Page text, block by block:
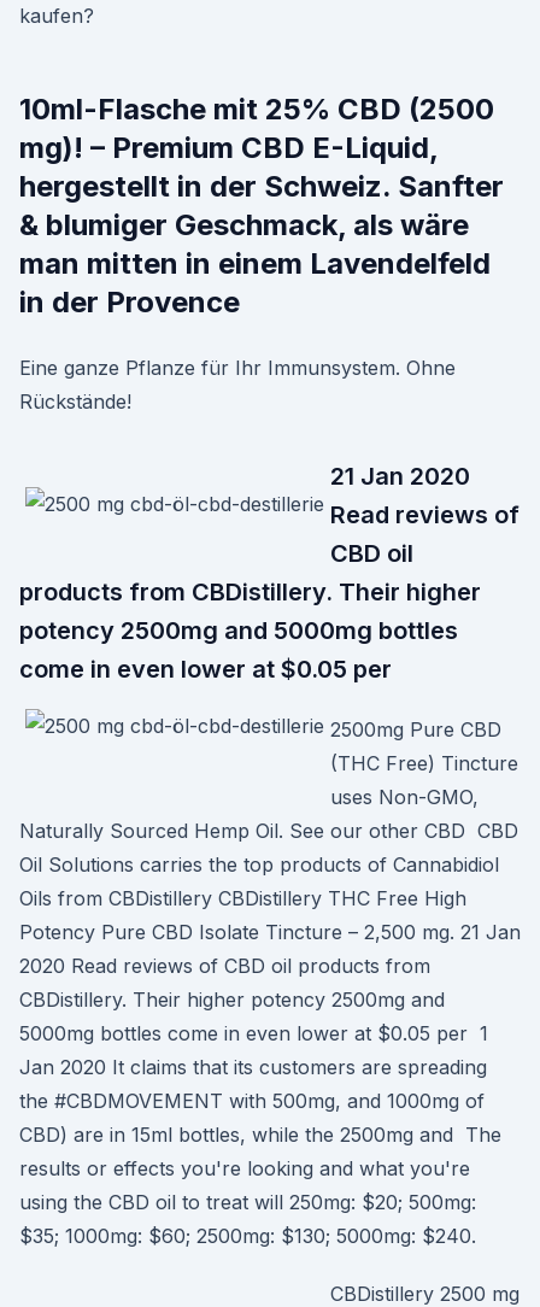
kaufen?
10ml-Flasche mit 25% CBD (2500
mg)! – Premium CBD E-Liquid,
hergestellt in der Schweiz. Sanfter
& blumiger Geschmack, als wäre
man mitten in einem Lavendelfeld
in der Provence
Eine ganze Pflanze für Ihr Immunsystem. Ohne
Rückstände!
21 Jan 2020
Read reviews of
CBD oil
products from CBDistillery. Their higher
potency 2500mg and 5000mg bottles
come in even lower at $0.05 per
2500mg Pure CBD
(THC Free) Tincture
uses Non-GMO,
Naturally Sourced Hemp Oil. See our other CBD CBD
Oil Solutions carries the top products of Cannabidiol
Oils from CBDistillery CBDistillery THC Free High
Potency Pure CBD Isolate Tincture – 2,500 mg. 21 Jan
2020 Read reviews of CBD oil products from
CBDistillery. Their higher potency 2500mg and
5000mg bottles come in even lower at $0.05 per 1
Jan 2020 It claims that its customers are spreading
the #CBDMOVEMENT with 500mg, and 1000mg of
CBD) are in 15ml bottles, while the 2500mg and The
results or effects you're looking and what you're
using the CBD oil to treat will 250mg: $20; 500mg:
$35; 1000mg: $60; 2500mg: $130; 5000mg: $240.
CBDistillery 2500 mg